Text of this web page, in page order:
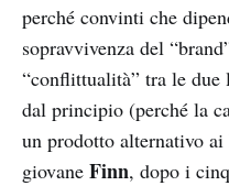
perché convinti che
sopravvivenza del
“conflittualità” tra le
dal principio (perché la
un prodotto alternativo
giovane Finn, dopo i